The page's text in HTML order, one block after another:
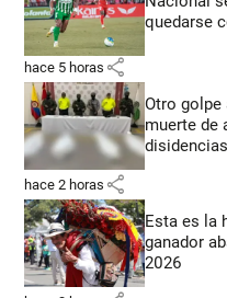
quedarse
hace 5 horas share
Otro
muerte de
hace 2 horas share
Esta es la
ganador
2026